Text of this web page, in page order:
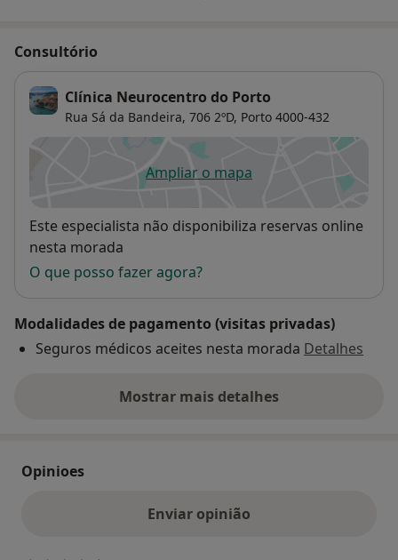
Consultório
Clínica Neurocentro do Porto
Rua Sá da Bandeira, 706 2ºD, Porto 4000-432
Ampliar o mapaabre num novo separador
Disponibilidade
Este especialista não disponibiliza reservas online
nesta morada
O que posso fazer agora?
Modalidades de pagamento (visitas privadas)
Seguros médicos aceites nesta morada Detalhes
Mostrar mais detalhes
sobre o endereço
Opinioes
Enviar opinião